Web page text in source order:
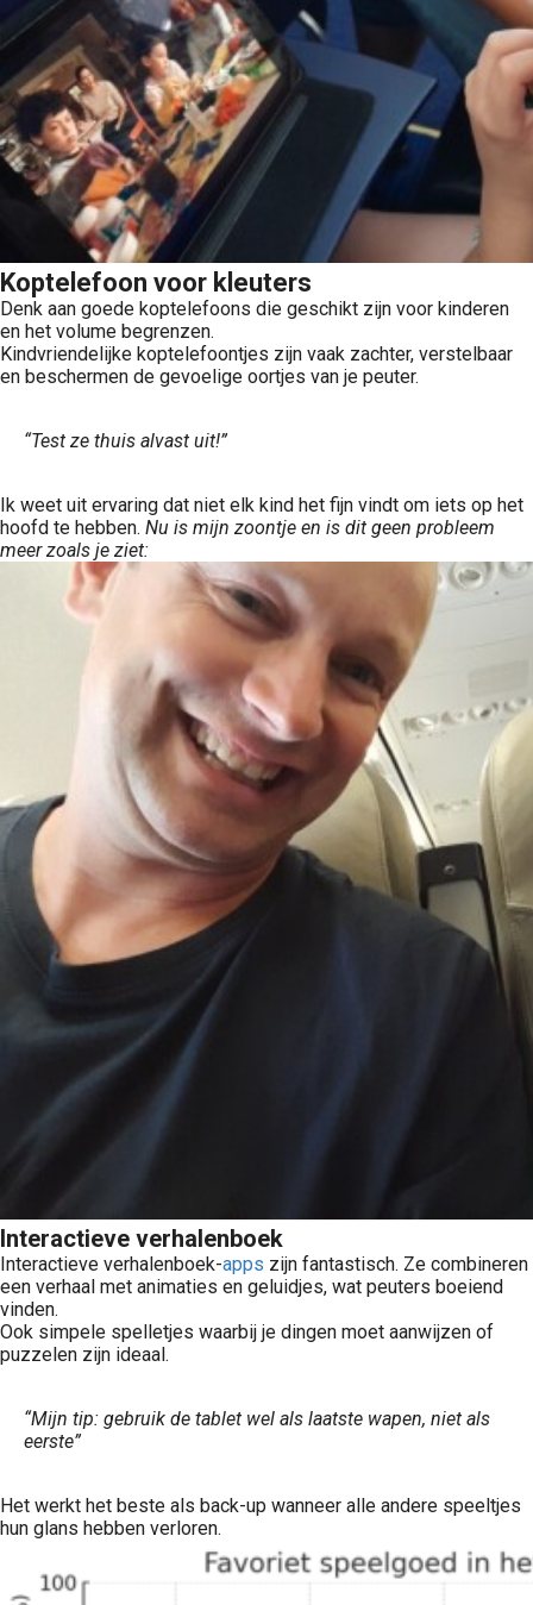
Koptelefoon voor kleuters
Denk aan goede koptelefoons die geschikt zijn voor kinderen
en het volume begrenzen.
Kindvriendelijke koptelefoontjes zijn vaak zachter, verstelbaar
en beschermen de gevoelige oortjes van je peuter.
“Test ze thuis alvast uit!”
Ik weet uit ervaring dat niet elk kind het fijn vindt om iets op het
hoofd te hebben. Nu is mijn zoontje en is dit geen probleem
meer zoals je ziet:
Interactieve verhalenboek
Interactieve verhalenboek-apps zijn fantastisch. Ze combineren
een verhaal met animaties en geluidjes, wat peuters boeiend
vinden.
Ook simpele spelletjes waarbij je dingen moet aanwijzen of
puzzelen zijn ideaal.
“Mijn tip: gebruik de tablet wel als laatste wapen, niet als
eerste”
Het werkt het beste als back-up wanneer alle andere speeltjes
hun glans hebben verloren.